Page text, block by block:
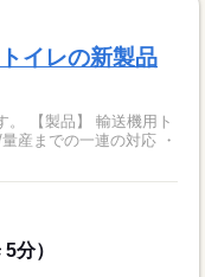
イレの新製品
ト
分）